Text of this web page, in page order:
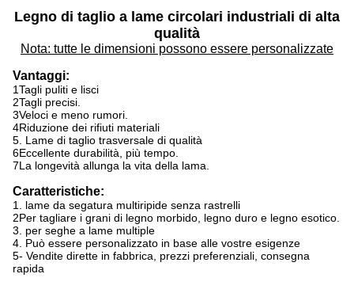
Legno di taglio a lame circolari industriali di alta
qualità
Nota: tutte le dimensioni possono essere personalizzate
Vantaggi:
1Tagli puliti e lisci
2Tagli precisi.
3Veloci e meno rumori.
4Riduzione dei rifiuti materiali
5. Lame di taglio trasversale di qualità
6Eccellente durabilità, più tempo.
7La longevità allunga la vita della lama.
Caratteristiche:
1. lame da segatura multiripide senza rastrelli
2Per tagliare i grani di legno morbido, legno duro e legno esotico.
3. per seghe a lame multiple
4. Può essere personalizzato in base alle vostre esigenze
5- Vendite dirette in fabbrica, prezzi preferenziali, consegna
rapida